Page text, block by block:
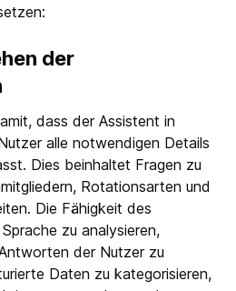
der
dass der Assistent in
alle notwendigen Details
Dies beinhaltet Fragen zu
Rotationsarten und
Die Fähigkeit des
zu analysieren,
der Nutzer zu
Daten zu kategorisieren,